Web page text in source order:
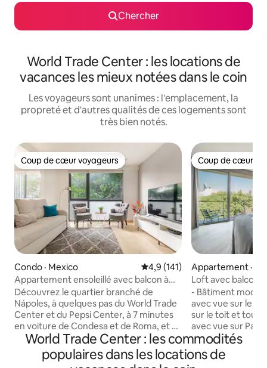
Chercher
World Trade Center : les locations de
vacances les mieux notées dans le coin
Les voyageurs sont unanimes : l'emplacement, la
propreté et d'autres qualités de ces logements sont
très bien notés.
Coup de cœur voyageurs
Coup de cœur voyageurs
Condo · Mexico Note moyenne de 4,9 sur 5,
4,9 (141)
Appartement ensoleillé avec balcon à
Nápoles, près de Condesa-Roma
Découvrez le quartier branché de
Nápoles, à quelques pas du World Trade
Center et du Pepsi Center, à 7 minutes
en voiture de Condesa et de Roma, et à
seulement 11 km de l'aéroport
international Benito Juárez (MEX), du
stade GNP et du Grand Prix de
Coup de cœur
Coup de cœur
Appartement ·
Loft avec balcon
Mexico
- Bâtiment
avec vue sur le
sur le toit et toute
avec vue sur
- Appartement
conçu pour les
voyages
World Trade Center : les commodités
populaires dans les locations de